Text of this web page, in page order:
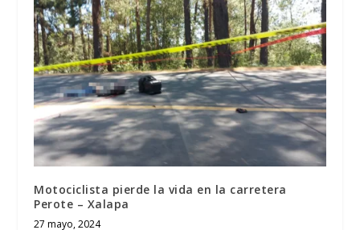
Motociclista pierde la vida en la carretera
Perote – Xalapa
27 mayo, 2024